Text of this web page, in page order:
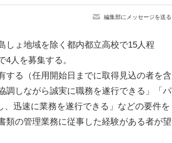
編集部にメッセージを送る
しょ地域を除く都内都立高校で15人程
人を募集する。
る（任用開始日までに取得見込の者を含
調しながら誠実に職務を遂行できる」「パ
迅速に業務を遂行できる」などの要件を
類の管理業務に従事した経験がある者が望